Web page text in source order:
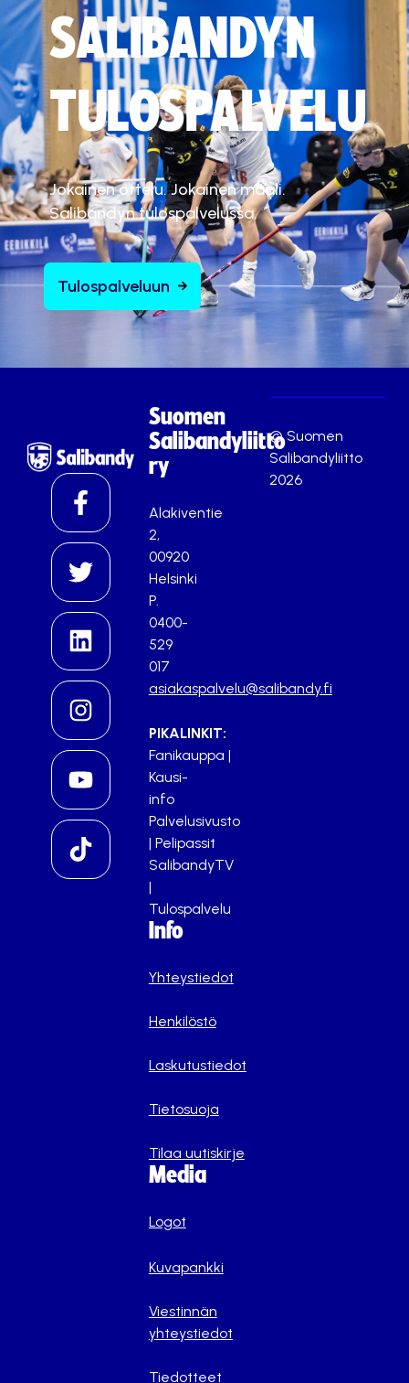
SALIBANDYN
TULOSPALVELU
Jokainen ottelu. Jokainen maali.
Salibandyn tulospalvelussa.
Tulospalveluun
Suomen
Salibandyliitto
ry
Alakiventie
2,
00920
Helsinki
P.
0400-
529
017
asiakaspalvelu@salibandy.fi
PIKALINKIT:
Fanikauppa |
Kausi-
info
Palvelusivusto
| Pelipassit
SalibandyTV
|
Tulospalvelu
Info
Yhteystiedot
Henkilöstö
Laskutustiedot
Tietosuoja
Tilaa uutiskirje
Media
Logot
Kuvapankki
Viestinnän
yhteystiedot
Tiedotteet
© Suomen
Salibandyliitto
2026